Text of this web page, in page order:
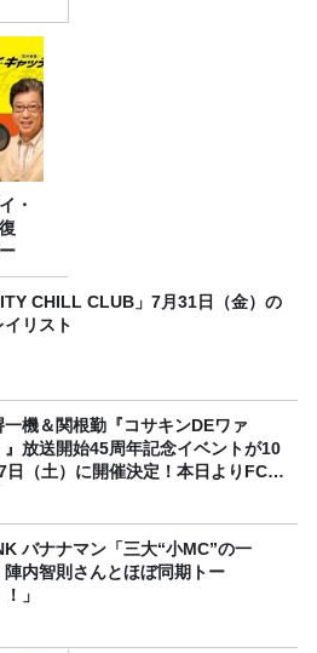
・
CHILL CLUB」7月31日（金）の
イリスト
一機＆関根勤『コサキンDEワァ
』放送開始45周年記念イベントが10
日（土）に開催決定！本日よりFC先
“小MC”の一
陣内智則さんとほぼ同期トー
」